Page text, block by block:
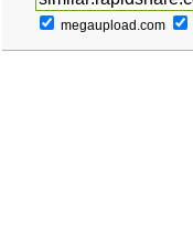
megaupload.com